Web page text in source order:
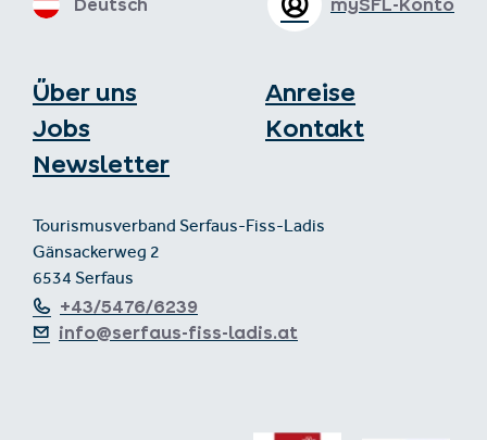
Über uns
Jobs
Newsletter
Anreise
Kontakt
Tourismusverband Serfaus-Fiss-Ladis
Gänsackerweg 2
6534 Serfaus
+43/5476/6239
info@serfaus-fiss-ladis.at
mySFL-Konto
Deutsch